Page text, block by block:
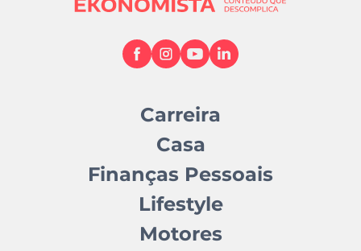
Carreira
Casa
Finanças Pessoais
Lifestyle
Motores